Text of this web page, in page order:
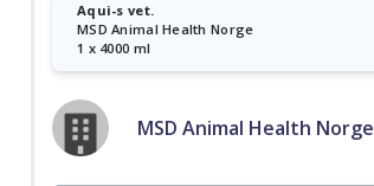
Aqui-s vet.
MSD Animal Health Norge
1 x 4000 ml
MSD Animal Health Norge